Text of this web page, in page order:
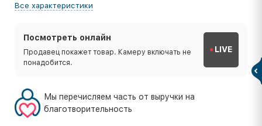
Все характеристики
Посмотреть онлайн
Продавец покажет товар. Камеру включать не
понадобится.
LIVE
Мы перечисляем часть от выручки на
благотворительность